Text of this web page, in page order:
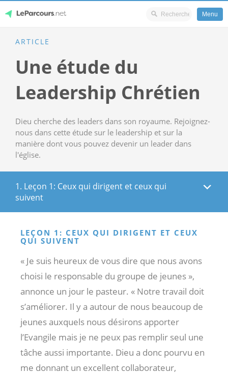
content
LeParcours.net
Menu
ARTICLE
Une étude du
Leadership Chrétien
Dieu cherche des leaders dans son royaume. Rejoignez-
nous dans cette étude sur le leadership et sur la
manière dont vous pouvez devenir un leader dans
l'église.
1. Leçon 1: Ceux qui dirigent et ceux qui
suivent
LEÇON 1: CEUX QUI DIRIGENT ET CEUX
QUI SUIVENT
« Je suis heureux de vous dire que nous avons
choisi le responsable du groupe de jeunes »,
annonce un jour le pasteur. « Notre travail doit
s’améliorer. Il y a autour de nous beaucoup de
jeunes auxquels nous désirons apporter
l’Evangile mais je ne peux pas remplir seul une
tâche aussi importante. Dieu a donc pourvu en
me donnant un excellent collaborateur,